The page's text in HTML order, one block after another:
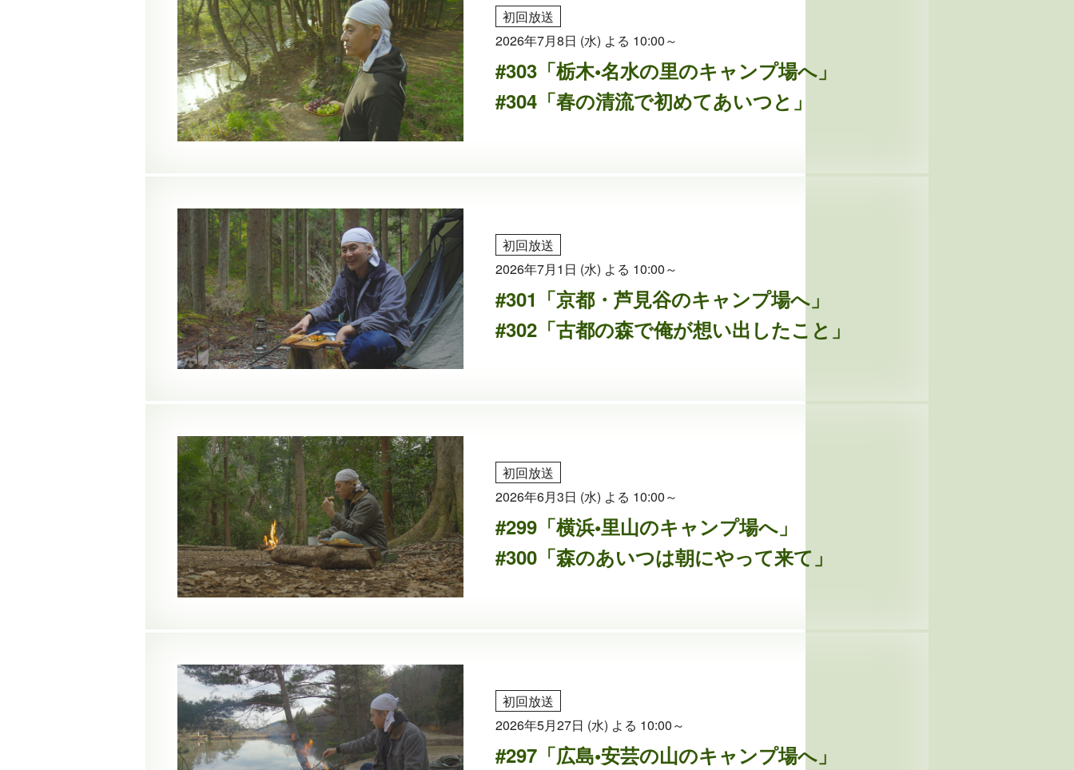
初回放送
2026年7月8日 (水) よる 10:00～
#303「栃木•名水の里のキャンプ場へ」
#304「春の清流で初めてあいつと」
初回放送
2026年7月1日 (水) よる 10:00～
#301「京都・芦見谷のキャンプ場へ」
#302「古都の森で俺が想い出したこと」
初回放送
2026年6月3日 (水) よる 10:00～
#299「横浜•里山のキャンプ場へ」
#300「森のあいつは朝にやって来て」
初回放送
2026年5月27日 (水) よる 10:00～
#297「広島•安芸の山のキャンプ場へ」